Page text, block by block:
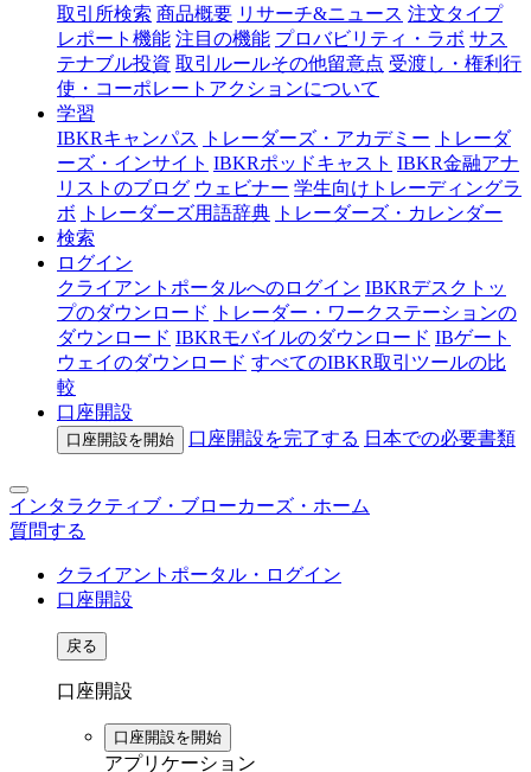
取引所検索 商品概要 リサーチ&ニュース 注文タイプ
レポート機能 注目の機能 プロバビリティ・ラボ サス
テナブル投資 取引ルールその他留意点 受渡し・権利行
使・コーポレートアクションについて
学習
IBKRキャンパス
トレーダーズ・アカデミー
トレーダ
ーズ・インサイト IBKRポッドキャスト IBKR金融アナ
リストのブログ ウェビナー 学生向けトレーディングラ
ボ
トレーダーズ用語辞典 トレーダーズ・カレンダー
検索
ログイン
クライアントポータルへのログイン IBKRデスクトッ
プのダウンロード
トレーダー・ワークステーションの
ダウンロード IBKRモバイルのダウンロード IBゲート
ウェイのダウンロード すべてのIBKR取引ツールの比
較
口座開設
口座開設を開始 口座開設を完了する 日本での必要書類
インタラクティブ・ブローカーズ・ホーム
質問する
クライアントポータル・ログイン
口座開設
戻る
口座開設
口座開設を開始
アプリケーション